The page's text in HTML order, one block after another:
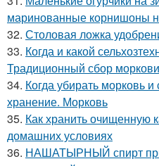
маринованные корнишоны
32. Столовая ложка
33. Когда и какой
Традиционный сбор
34. Когда убирать морковь и
хранение. Морковь
35. Как хранить очищенную
домашних условиях
36. НАШАТЫРНЫЙ спирт